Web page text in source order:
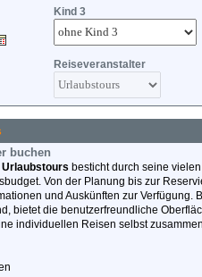
Kind 3
Reiseveranstalter
buchen
Urlaubstours besticht durch seine
Von der Planung bis zur
und Auskünften zur Verfügung.
bietet die benutzerfreundliche
individuellen Reisen selbst